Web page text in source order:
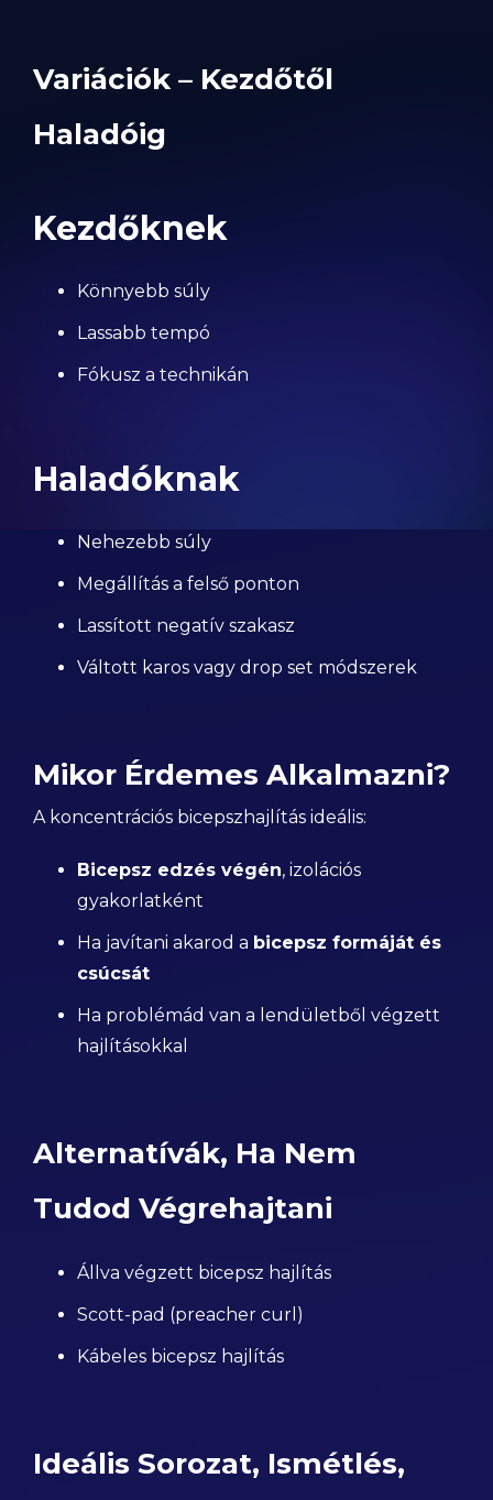
Variációk – Kezdőtől
Haladóig
Kezdőknek
Könnyebb súly
Lassabb tempó
Fókusz a technikán
Haladóknak
Nehezebb súly
Megállítás a felső ponton
Lassított negatív szakasz
Váltott karos vagy drop set módszerek
Mikor Érdemes Alkalmazni?
A koncentrációs bicepszhajlítás ideális:
Bicepsz edzés végén, izolációs
gyakorlatként
Ha javítani akarod a bicepsz formáját és
csúcsát
Ha problémád van a lendületből végzett
hajlításokkal
Alternatívák, Ha Nem
Tudod Végrehajtani
Állva végzett bicepsz hajlítás
Scott-pad (preacher curl)
Kábeles bicepsz hajlítás
Ideális Sorozat, Ismétlés,